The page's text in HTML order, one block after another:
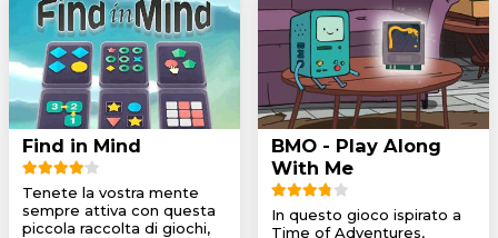
Find in Mind
Tenete la vostra mente
sempre attiva con questa
piccola raccolta di giochi,
BMO - Play Along
With Me
In questo gioco ispirato a
Time of Adventures,